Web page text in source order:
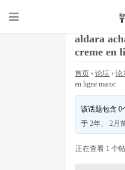
aldara
creme en
首页 › 论坛 › 论
en ligne maroc
该话题包含 0
于2年、 2月
正在查看 1 个